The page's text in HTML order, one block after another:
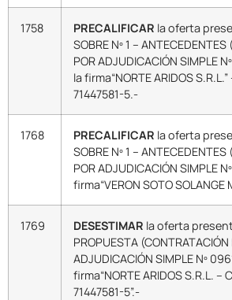
1758 PRECALIFICAR la oferta
SOBRE Nº 1 –
POR ADJUDICACIÓN SIMPLE
la firma“NORTE ARIDOS
71447581-5.-
1768 PRECALIFICAR la oferta
SOBRE Nº 1 –
POR ADJUDICACIÓN SIMPLE
firma“VERON SOTO SOLANGE
1769 DESESTIMAR la oferta
PROPUESTA (CONTRATACIÓN
ADJUDICACIÓN SIMPLE Nº
firma“NORTE ARIDOS S.R.L. –
71447581-5”.-